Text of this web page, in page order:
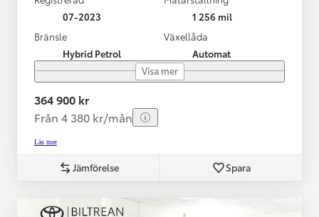
07-2023
1 256 mil
Bränsle
Hybrid Petrol
Växellåda
Automat
Visa mer
364 900 kr
Från 4 380 kr/mån
Läs mer
Jämförelse Spara